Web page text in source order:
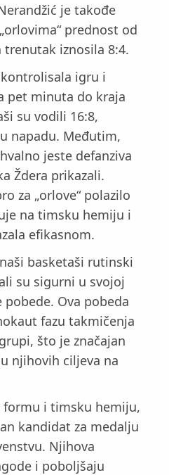
je takođe
prednost od
iznosila 8:4.
igru i
pet minuta do kraja
su vodili 16:8,
napadu. Međutim,
jeste defanziva
Ždera prikazali.
za „orlove“ polazilo
na timsku hemiju i
efikasnom.
basketaši rutinski
su sigurni u svojoj
Ova pobeda
fazu takmičenja
što je značajan
njihovih ciljeva na
i timsku hemiju,
kandidat za medalju
Njihova
i poboljšaju